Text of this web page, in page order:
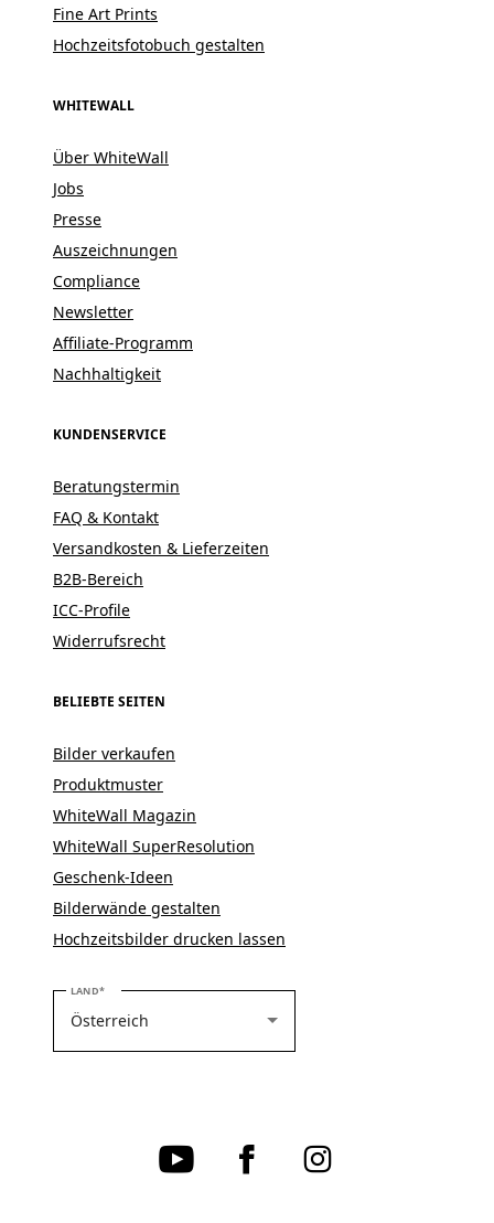
Fine Art Prints
Hochzeitsfotobuch gestalten
WHITEWALL
Über WhiteWall
Jobs
Presse
Auszeichnungen
Compliance
Newsletter
Affiliate-Programm
Nachhaltigkeit
KUNDENSERVICE
Beratungstermin
FAQ & Kontakt
Versandkosten & Lieferzeiten
B2B-Bereich
ICC-Profile
Widerrufsrecht
BELIEBTE SEITEN
Bilder verkaufen
Produktmuster
WhiteWall Magazin
WhiteWall SuperResolution
Geschenk-Ideen
Bilderwände gestalten
Hochzeitsbilder drucken lassen
LANDBITTE WÄHLEN SIE IHR LAND